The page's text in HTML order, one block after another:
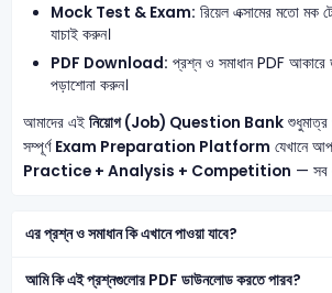
Mock Test & Exam: রিয়েল এক্সামের মতো মক
যাচাই করুন।
PDF Download: প্রশ্ন ও সমাধান PDF
পড়াশোনা করুন।
আমাদের এই নিয়োগ (Job) Question Bank
সম্পূর্ণ Exam Preparation Platform যেখানে
Practice + Analysis + Competition — সব
এর প্রশ্ন ও সমাধান কি এখানে পাওয়া যাবে?
আমি কি এই প্রশ্নগুলোর PDF ডাউনলোড করতে পারব?